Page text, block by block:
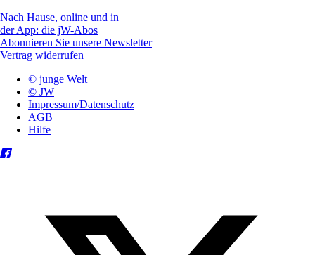
Nach Hause, online und in
der App: die jW-Abos
Abonnieren Sie unsere Newsletter
Vertrag widerrufen
© junge Welt
© JW
Impressum/Datenschutz
AGB
Hilfe